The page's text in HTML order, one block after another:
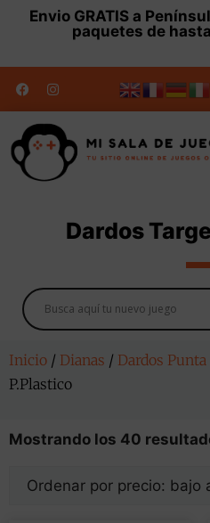
Envio GRATISa
paquetes de
Dardos
Inicio / Dianas / Dardos
P.Plastico
Mostrando los 40